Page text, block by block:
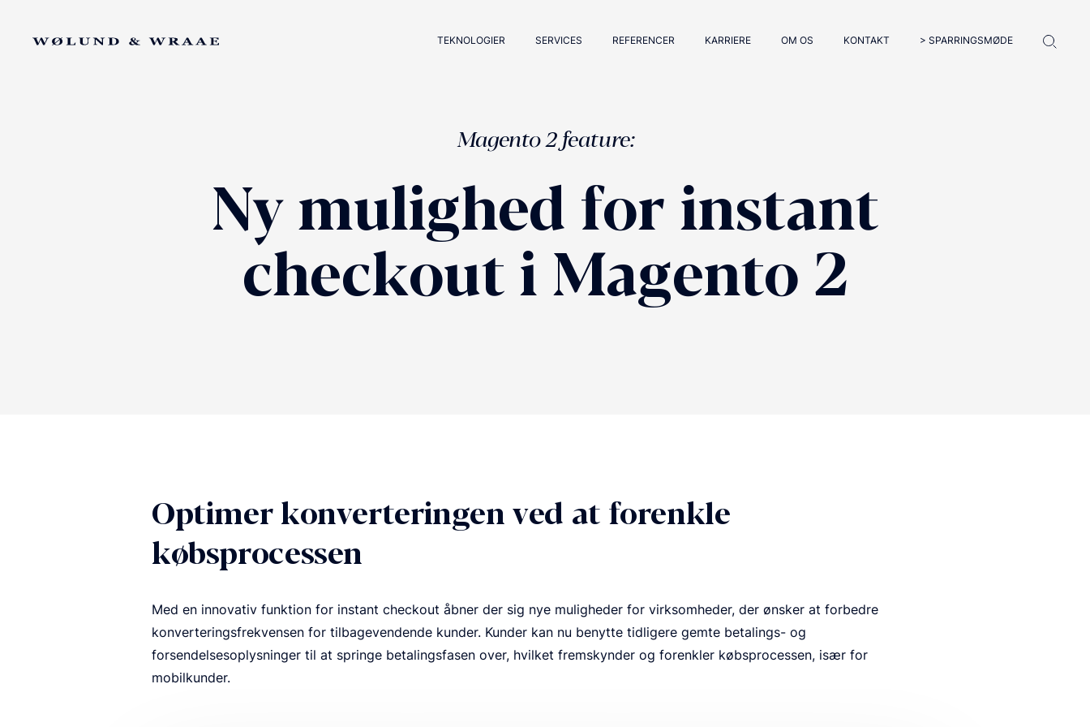
TEKNOLOGIER SERVICES REFERENCER KARRIERE OM OS KONTAKT > SPARRINGSMØDE
Magento 2 feature:
Ny mulighed for instant
checkout i Magento 2
Optimer konverteringen ved at forenkle
købsprocessen
Med en innovativ funktion for instant checkout åbner der sig nye muligheder for virksomheder, der ønsker at forbedre
konverteringsfrekvensen for tilbagevendende kunder. Kunder kan nu benytte tidligere gemte betalings- og
forsendelsesoplysninger til at springe betalingsfasen over, hvilket fremskynder og forenkler købsprocessen, især for
mobilkunder.